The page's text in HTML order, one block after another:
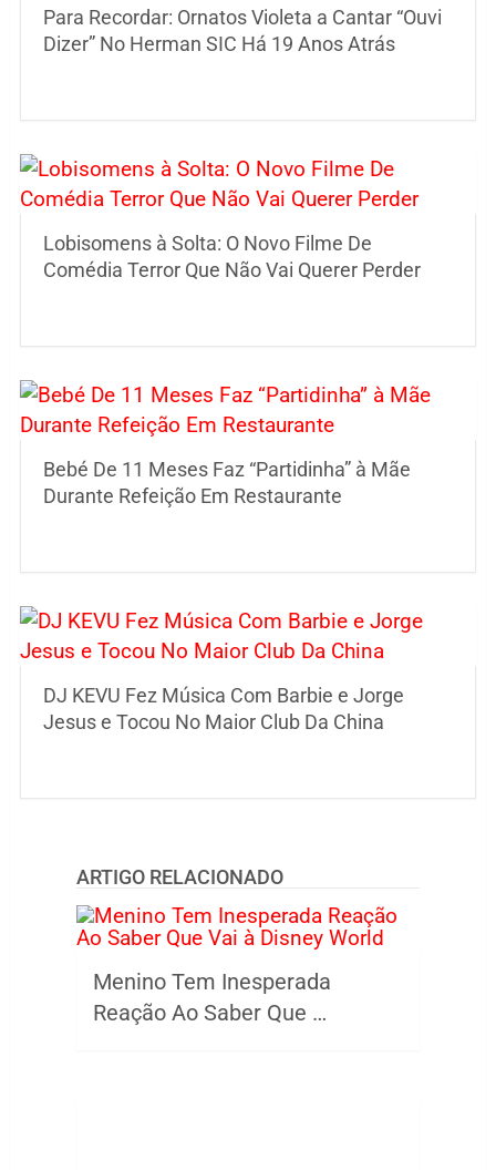
Para Recordar: Ornatos Violeta a Cantar “Ouvi
Dizer” No Herman SIC Há 19 Anos Atrás
Lobisomens à Solta: O Novo Filme De
Comédia Terror Que Não Vai Querer Perder
Bebé De 11 Meses Faz “Partidinha” à Mãe
Durante Refeição Em Restaurante
DJ KEVU Fez Música Com Barbie e Jorge
Jesus e Tocou No Maior Club Da China
ARTIGO RELACIONADO
Menino Tem Inesperada
Reação Ao Saber Que …